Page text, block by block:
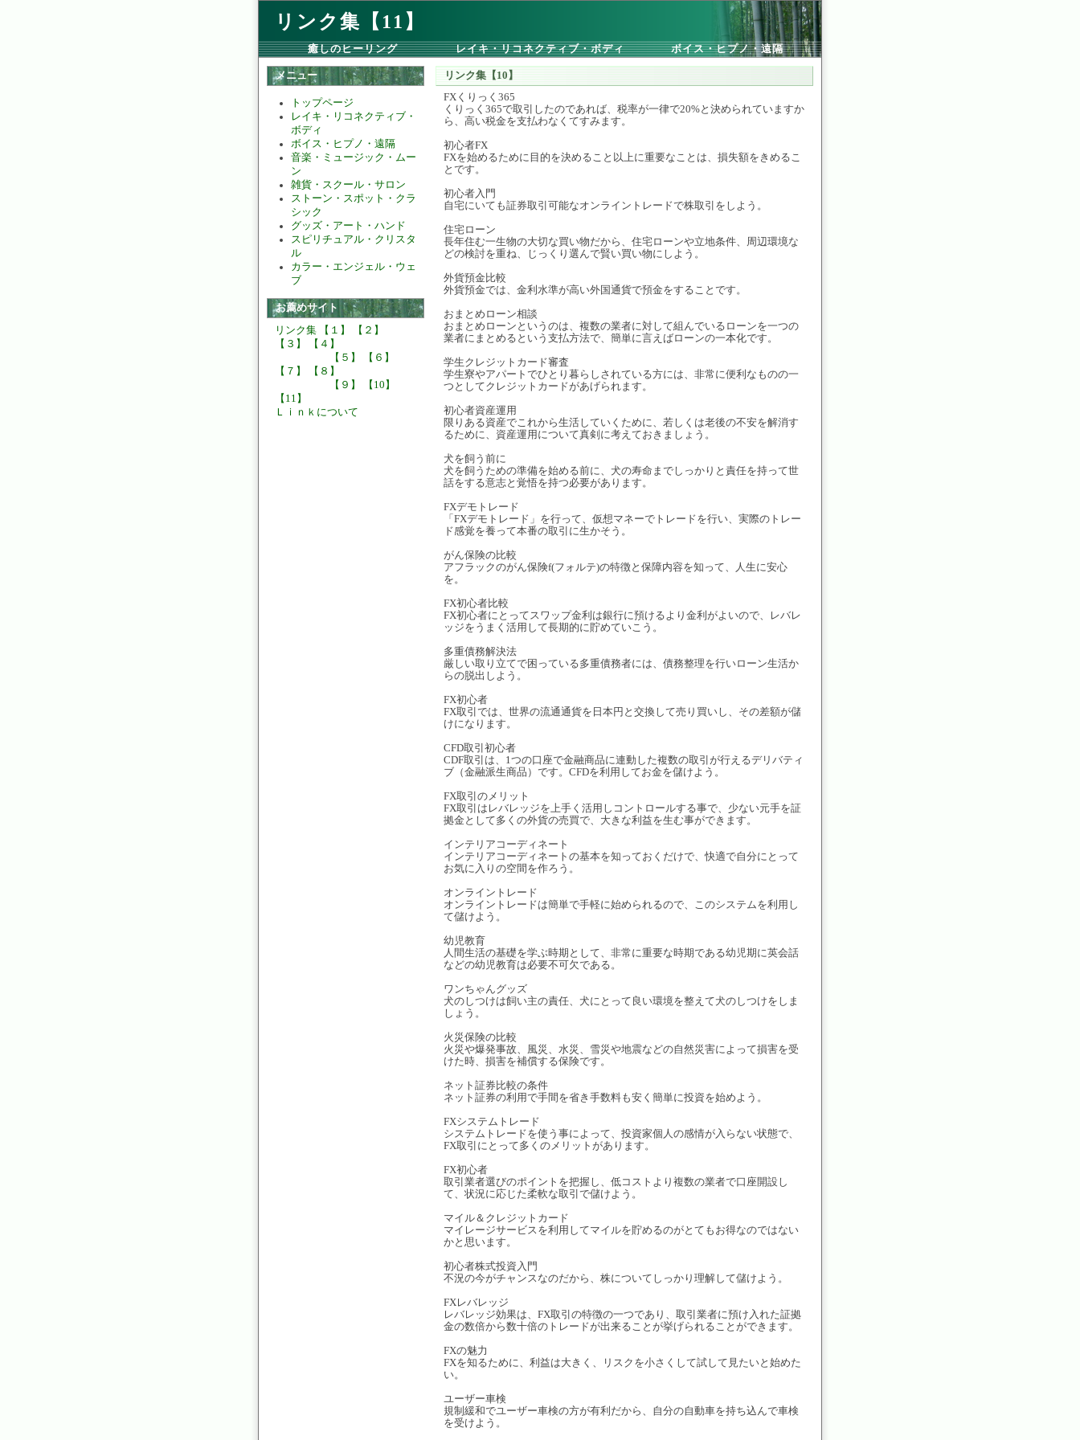
リンク集【11】
癒しのヒーリング レイキ・リコネクティブ・ボディ ボイス・ヒプノ・遠隔
メニュー
トップページ
レイキ・リコネクティブ・
ボディ
ボイス・ヒプノ・遠隔
音楽・ミュージック・ムー
ン
雑貨・スクール・サロン
ストーン・スポット・クラ
シック
グッズ・アート・ハンド
スピリチュアル・クリスタ
ル
カラー・エンジェル・ウェ
ブ
お薦めサイト
リンク集
【１】
【２】
【３】
【４】
【５】
【６】
【７】
【８】
【９】
【10】
【11】
Ｌｉｎｋについて
リンク集【10】
FXくりっく365
くりっく365で取引したのであれば、税率が一律で20%と決められていますか
ら、高い税金を支払わなくてすみます。
初心者FX
FXを始めるために目的を決めること以上に重要なことは、損失額をきめるこ
とです。
初心者入門
自宅にいても証券取引可能なオンライントレードで株取引をしよう。
住宅ローン
長年住む一生物の大切な買い物だから、住宅ローンや立地条件、周辺環境な
どの検討を重ね、じっくり選んで賢い買い物にしよう。
外貨預金比較
外貨預金では、金利水準が高い外国通貨で預金をすることです。
おまとめローン相談
おまとめローンというのは、複数の業者に対して組んでいるローンを一つの
業者にまとめるという支払方法で、簡単に言えばローンの一本化です。
学生クレジットカード審査
学生寮やアパートでひとり暮らしされている方には、非常に便利なものの一
つとしてクレジットカードがあげられます。
初心者資産運用
限りある資産でこれから生活していくために、若しくは老後の不安を解消す
るために、資産運用について真剣に考えておきましょう。
犬を飼う前に
犬を飼うための準備を始める前に、犬の寿命までしっかりと責任を持って世
話をする意志と覚悟を持つ必要があります。
FXデモトレード
「FXデモトレード」を行って、仮想マネーでトレードを行い、実際のトレー
ド感覚を養って本番の取引に生かそう。
がん保険の比較
アフラックのがん保険f(フォルテ)の特徴と保障内容を知って、人生に安心
を。
FX初心者比較
FX初心者にとってスワップ金利は銀行に預けるより金利がよいので、レバレ
ッジをうまく活用して長期的に貯めていこう。
多重債務解決法
厳しい取り立てで困っている多重債務者には、債務整理を行いローン生活か
らの脱出しよう。
FX初心者
FX取引では、世界の流通通貨を日本円と交換して売り買いし、その差額が儲
けになります。
CFD取引初心者
CDF取引は、1つの口座で金融商品に連動した複数の取引が行えるデリバティ
ブ（金融派生商品）です。CFDを利用してお金を儲けよう。
FX取引のメリット
FX取引はレバレッジを上手く活用しコントロールする事で、少ない元手を証
拠金として多くの外貨の売買で、大きな利益を生む事ができます。
インテリアコーディネート
インテリアコーディネートの基本を知っておくだけで、快適で自分にとって
お気に入りの空間を作ろう。
オンライントレード
オンライントレードは簡単で手軽に始められるので、このシステムを利用し
て儲けよう。
幼児教育
人間生活の基礎を学ぶ時期として、非常に重要な時期である幼児期に英会話
などの幼児教育は必要不可欠である。
ワンちゃんグッズ
犬のしつけは飼い主の責任、犬にとって良い環境を整えて犬のしつけをしま
しょう。
火災保険の比較
火災や爆発事故、風災、水災、雪災や地震などの自然災害によって損害を受
けた時、損害を補償する保険です。
ネット証券比較の条件
ネット証券の利用で手間を省き手数料も安く簡単に投資を始めよう。
FXシステムトレード
システムトレードを使う事によって、投資家個人の感情が入らない状態で、
FX取引にとって多くのメリットがあります。
FX初心者
取引業者選びのポイントを把握し、低コストより複数の業者で口座開設し
て、状況に応じた柔軟な取引で儲けよう。
マイル＆クレジットカード
マイレージサービスを利用してマイルを貯めるのがとてもお得なのではない
かと思います。
初心者株式投資入門
不況の今がチャンスなのだから、株についてしっかり理解して儲けよう。
FXレバレッジ
レバレッジ効果は、FX取引の特徴の一つであり、取引業者に預け入れた証拠
金の数倍から数十倍のトレードが出来ることが挙げられることができます。
FXの魅力
FXを知るために、利益は大きく、リスクを小さくして試して見たいと始めた
い。
ユーザー車検
規制緩和でユーザー車検の方が有利だから、自分の自動車を持ち込んで車検
を受けよう。